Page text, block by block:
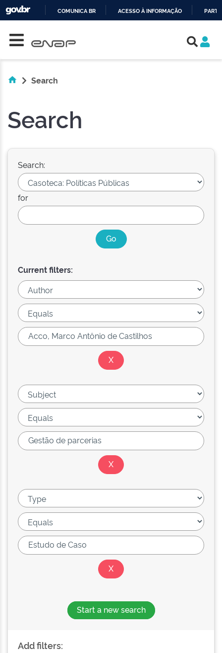
COMUNICA BR ACESSO À INFORMAÇÃO
Search
Search
Search:
for
Current filters:
Start a new search
Add filters: